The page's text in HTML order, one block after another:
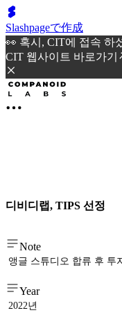
Slashpageで作成
👀 혹시, CIT에 접속 하
CIT 웹사이트 바로가기
디비디랩, TIPS 선정
Note
앵글 스튜디오 합류 후 투
Year
2022년